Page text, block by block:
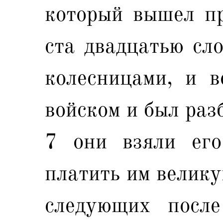
который вышел
ста двадцатью
колесницами, и
войском и был
7 они взяли
платить им
следующих